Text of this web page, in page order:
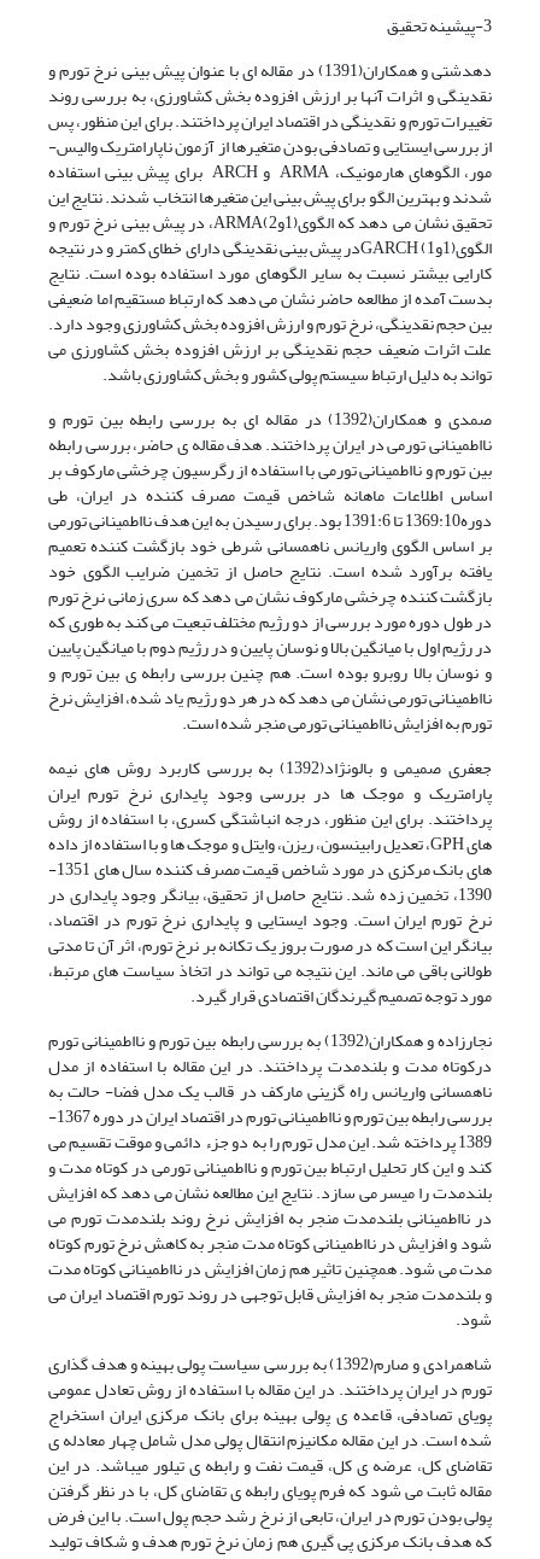
3-پیشینه تحقیق
دهدشتی و همکاران(1391) در مقاله ای با عنوان پیش بینی نرخ تورم و
نقدینگی و اثرات آنها بر ارزش افزوده بخش کشاورزی، به بررسی روند
تغییرات تورم و نقدینگی در اقتصاد ایران پرداختند. برای این منظور، پس
از بررسی ایستایی و تصادفی بودن متغیرها از آزمون ناپارامتریک والیس-
مور، الگوهای هارمونیک، ARMA و ARCH برای پیش بینی استفاده
شدند و بهترین الگو برای پیش بینی این متغیرها انتخاب شدند. نتایج این
تحقیق نشان می دهد که الگوی(1و2)ARMA، در پیش بینی نرخ تورم و
الگوی(1و1) GARCHدر پیش بینی نقدینگی دارای خطای کمتر و در نتیجه
کارایی بیشتر نسبت به سایر الگوهای مورد استفاده بوده است. نتایج
بدست آمده از مطالعه حاضر نشان می دهد که ارتباط مستقیم اما ضعیفی
بین حجم نقدینگی، نرخ تورم و ارزش افزوده بخش کشاورزی وجود دارد.
علت اثرات ضعیف حجم نقدینگی بر ارزش افزوده بخش کشاورزی می
تواند به دلیل ارتباط سیستم پولی کشور و بخش کشاورزی باشد.
صمدی و همکاران(1392) در مقاله ای به بررسی رابطه بین تورم و
نااطمینانی تورمی در ایران پرداختند. هدف مقاله ی حاضر، بررسی رابطه
بین تورم و نااطمینانی تورمی با استفاده از رگرسیون چرخشی مارکوف بر
اساس اطلاعات ماهانه شاخص قیمت مصرف کننده در ایران، طی
دوره1369:10 تا 1391:6 بود. برای رسیدن به این هدف نااطمینانی تورمی
بر اساس الگوی واریانس ناهمسانی شرطی خود بازگشت کننده تعمیم
یافته برآورد شده است. نتایج حاصل از تخمین ضرایب الگوی خود
بازگشت کننده چرخشی مارکوف نشان می دهد که سری زمانی نرخ تورم
در طول دوره مورد بررسی از دو رژیم مختلف تبعیت می کند به طوری که
در رژیم اول با میانگین بالا و نوسان پایین و در رژیم دوم با میانگین پایین
و نوسان بالا روبرو بوده است. هم چنین بررسی رابطه ی بین تورم و
نااطمینانی تورمی نشان می دهد که در هر دو رژیم یاد شده، افزایش نرخ
تورم به افزایش نااطمینانی تورمی منجر شده است.
جعفری صمیمی و بالونژاد(1392) به بررسی کاربرد روش های نیمه
پارامتریک و موجک ها در بررسی وجود پایداری نرخ تورم ایران
پرداختند. برای این منظور، درجه انباشتگی کسری، با استفاده از روش
های GPH، تعدیل رابینسون، ریزن، وایتل و موجک ها و با استفاده از داده
های بانک مرکزی در مورد شاخص قیمت مصرف کننده سال های 1351-
1390، تخمین زده شد. نتایج حاصل از تحقیق، بیانگر وجود پایداری در
نرخ تورم ایران است. وجود ایستایی و پایداری نرخ تورم در اقتصاد،
بیانگر این است که در صورت بروز یک تکانه بر نرخ تورم، اثر آن تا مدتی
طولانی باقی می ماند. این نتیجه می تواند در اتخاذ سیاست های مرتبط،
مورد توجه تصمیم گیرندگان اقتصادی قرار گیرد.
نجارزاده و همکاران(1392) به بررسی رابطه بین تورم و نااطمینانی تورم
درکوتاه مدت و بلندمدت پرداختند. در این مقاله با استفاده از مدل
ناهمسانی واریانس راه گزینی مارکف در قالب یک مدل فضا- حالت به
بررسی رابطه بین تورم و نااطمینانی تورم در اقتصاد ایران در دوره 1367-
1389 پرداخته شد. این مدل تورم را به دو جزء دائمی و موقت تقسیم می
کند و این کار تحلیل ارتباط بین تورم و نااطمینانی تورمی در کوتاه مدت و
بلندمدت را میسر می سازد. نتایج این مطالعه نشان می دهد که افزایش
در نااطمینانی بلندمدت منجر به افزایش نرخ روند بلندمدت تورم می
شود و افزایش در نااطمینانی کوتاه مدت منجر به کاهش نرخ تورم کوتاه
مدت می شود. همچنین تاثیر هم زمان افزایش در نااطمینانی کوتاه مدت
و بلندمدت منجر به افزایش قابل توجهی در روند تورم اقتصاد ایران می
شود.
شاهمرادی و صارم(1392) به بررسی سیاست پولی بهینه و هدف گذاری
تورم در ایران پرداختند. در این مقاله با استفاده از روش تعادل عمومی
پویای تصادفی، قاعده ی پولی بهینه برای بانک مرکزی ایران استخراج
شده است. در این مقاله مکانیزم انتقال پولی مدل شامل چهار معادله ی
تقاضای کل، عرضه ی کل، قیمت نفت و رابطه ی تیلور می­باشد. در این
مقاله ثابت می شود که فرم پویای رابطه ی تقاضای کل، با در نظر گرفتن
پولی بودن تورم در ایران، تابعی از نرخ رشد حجم پول است. با این فرض
که هدف بانک ­مرکزی پی گیری هم زمان نرخ تورم هدف و شکاف تولید